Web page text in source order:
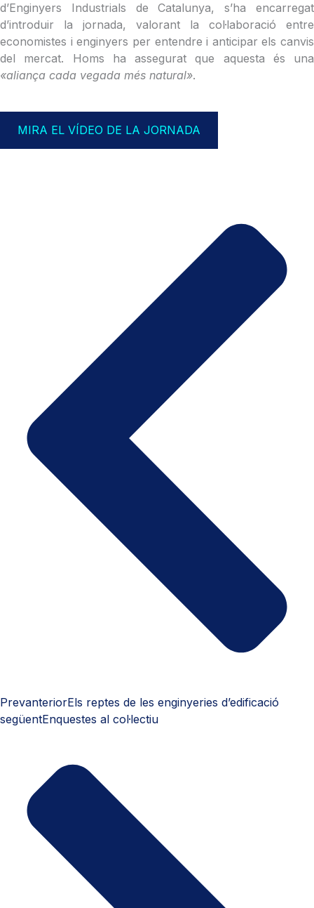
d’Enginyers Industrials de Catalunya, s’ha encarregat
d’introduir la jornada, valorant la col·laboració entre
economistes i enginyers per entendre i anticipar els canvis
del mercat. Homs ha assegurat que aquesta és una
«aliança cada vegada més natural».
MIRA EL VÍDEO DE LA JORNADA
PrevanteriorEls reptes de les enginyeries d’edificació
següentEnquestes al col·lectiu